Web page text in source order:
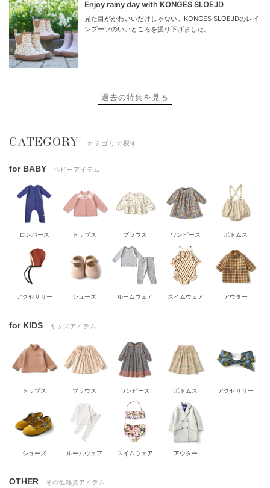
Enjoy rainy day with KONGES SLOEJD
見た目がかわいいだけじゃない。KONGES SLOEJDのレイ
ンブーツのいいところを掘り下げました。
過去の特集を見る
CATEGORY カテゴリで探す
for BABY ベビーアイテム
ロンパース トップス ブラウス ワンピース ボトムス
アクセサリー シューズ ルームウェア スイムウェア アウター
for KIDS キッズアイテム
トップス ブラウス ワンピース ボトムス アクセサリー
シューズ ルームウェア スイムウェア アウター
OTHER その他雑貨アイテム